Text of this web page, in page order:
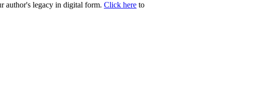
author's legacy in digital form. Click here to